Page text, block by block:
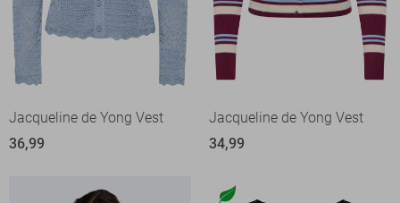
Jacqueline de Yong Vest
36,99
Jacqueline de Yong Vest
34,99